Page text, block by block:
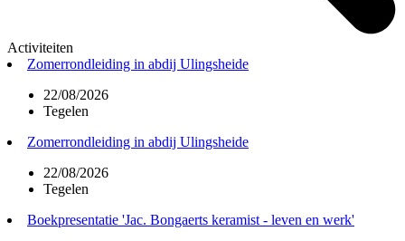
Activiteiten
Zomerrondleiding in abdij Ulingsheide
22/08/2026
Tegelen
Zomerrondleiding in abdij Ulingsheide
22/08/2026
Tegelen
Boekpresentatie 'Jac. Bongaerts keramist - leven en werk'